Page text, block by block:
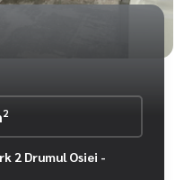
2
2 Drumul Osiei -